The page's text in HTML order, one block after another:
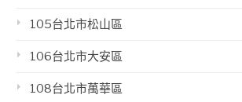
105台北市松山區
106台北市大安區
108台北市萬華區